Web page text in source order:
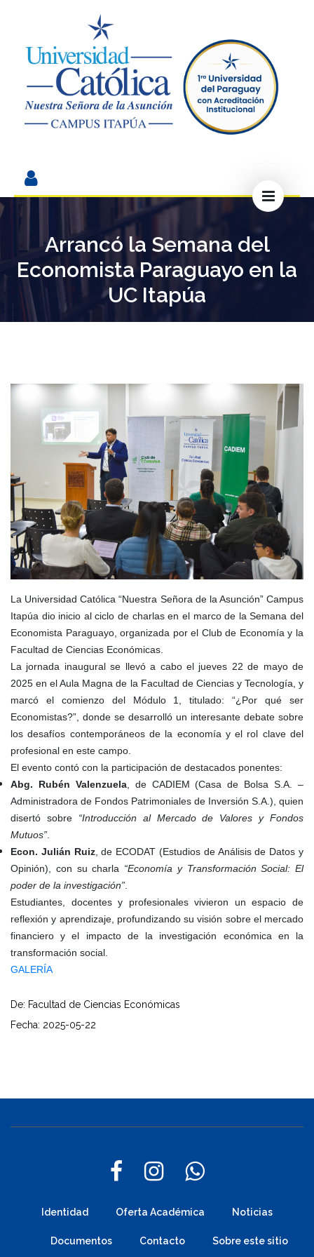
Arrancó la Semana del
Economista Paraguayo en la
UC Itapúa
La Universidad Católica “Nuestra Señora de la Asunción” Campus
Itapúa dio inicio al ciclo de charlas en el marco de la Semana del
Economista Paraguayo, organizada por el Club de Economía y la
Facultad de Ciencias Económicas.
La jornada inaugural se llevó a cabo el jueves 22 de mayo de
2025 en el Aula Magna de la Facultad de Ciencias y Tecnología, y
marcó el comienzo del Módulo 1, titulado: “¿Por qué ser
Economistas?”, donde se desarrolló un interesante debate sobre
los desafíos contemporáneos de la economía y el rol clave del
profesional en este campo.
El evento contó con la participación de destacados ponentes:
Abg. Rubén Valenzuela, de CADIEM (Casa de Bolsa S.A. –
Administradora de Fondos Patrimoniales de Inversión S.A.), quien
disertó sobre “Introducción al Mercado de Valores y Fondos
Mutuos”
Econ. Julián Ruiz, de ECODAT (Estudios de Análisis de Datos y
Opinión), con su charla “Economía y Transformación Social: El
poder de la investigación”
Estudiantes, docentes y profesionales vivieron un espacio de
reflexión y aprendizaje, profundizando su visión sobre el mercado
financiero y el impacto de la investigación económica en la
transformación social.
GALERÍA
De: Facultad de Ciencias Económicas
Fecha: 2025-05-22
Identidad Oferta Académica Noticias
Documentos Contacto Sobre este sitio